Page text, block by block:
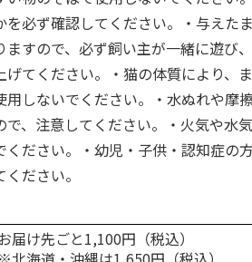
開発 ニオイ
砂専用 猫ト
チュラルグ
円
・税込)
デオトイレ 飛び散
らない消臭・抗菌サ
ンド 4L
1,320円
(送料別・税込)
無添加
ムデン
ぐるぐ
470円
(送料別
を必ず確認してください。・与えた
ますので、必ず飼い主が一緒に遊び
げてください。・猫の体質により、
用しないでください。・水ぬれや摩
で、注意してください。・火気や水
ください。・幼児・子供・認知症の
ださい。
届け先ごと1,100円（税込）